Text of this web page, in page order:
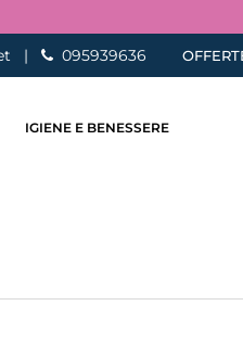
| 095939636
IGIENE E BENESSERE